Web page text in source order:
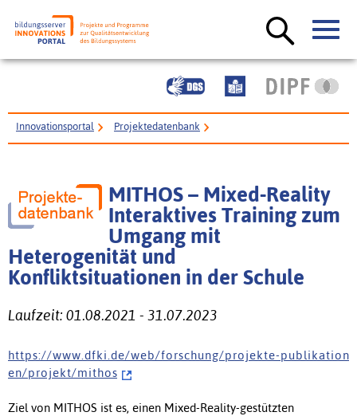
Innovationsportal Projektedatenbank
MITHOS – Mixed-Reality
Interaktives Training zum
Umgang mit
Heterogenität und
Konfliktsituationen in der Schule
Laufzeit: 01.08.2021 - 31.07.2023
h t t p s : / / w w w . d f k i . d e / w e b / f o r s c h u n g / p r o j e k t e - p u b l i k a t i o n
e n / p r o j e k t / m i t h o s
Ziel von MITHOS ist es, einen Mixed-Reality-gestützten